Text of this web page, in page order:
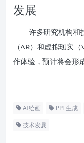
发展
许多研究机构和
（AR）和虚拟现实
作体验，预计将会形
AI绘画 PPT生成
技术发展